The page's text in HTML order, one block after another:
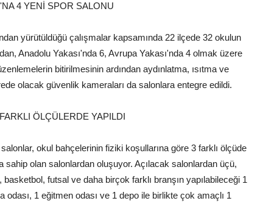
4 YENİ SPOR SALONU
yürütüldüğü çalışmalar kapsamında 22 ilçede 32 okulun
Anadolu Yakası'nda 6, Avrupa Yakası'nda 4 olmak üzere
bitirilmesinin ardından aydınlatma, ısıtma ve
olacak güvenlik kameraları da salonlara entegre edildi.
ÖLÇÜLERDE YAPILDI
okul bahçelerinin fiziki koşullarına göre 3 farklı ölçüde
sahip olan salonlardan oluşuyor. Açılacak salonlardan üçü,
futsal ve daha birçok farklı branşın yapılabileceği 1
1 eğitmen odası ve 1 depo ile birlikte çok amaçlı 1